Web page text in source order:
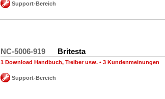
Support-Bereich
NC-5006-919 Britesta
1 Download Handbuch, Treiber usw. • 3 Kundenmeinungen
Support-Bereich